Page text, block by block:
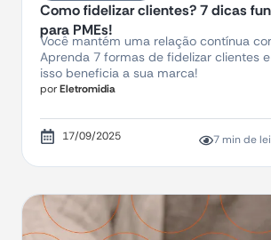
Como fidelizar clientes? 7 dicas
para PMEs!
Você mantém uma relação contínua
Aprenda 7 formas de fidelizar clientes
isso beneficia a sua marca!
porEletromidia
17/09/2025 7 min de